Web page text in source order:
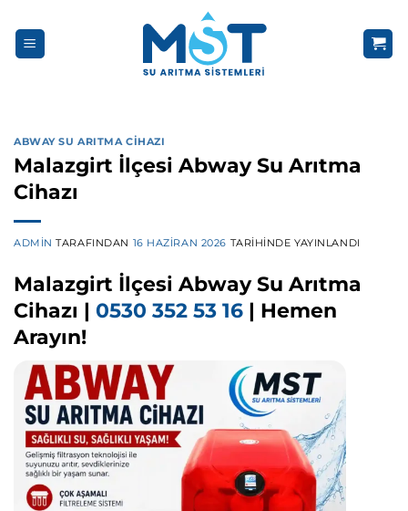
atla
ABWAY SU ARITMA CIHAZI
Malazgirt İlçesi Abway Su Arıtma
Cihazı
ADMIN TARAFINDAN 16 HAZIRAN 2026 TARIHINDE YAYINLANDI
Malazgirt İlçesi Abway Su Arıtma
Cihazı | 0530 352 53 16 | Hemen
Arayın!